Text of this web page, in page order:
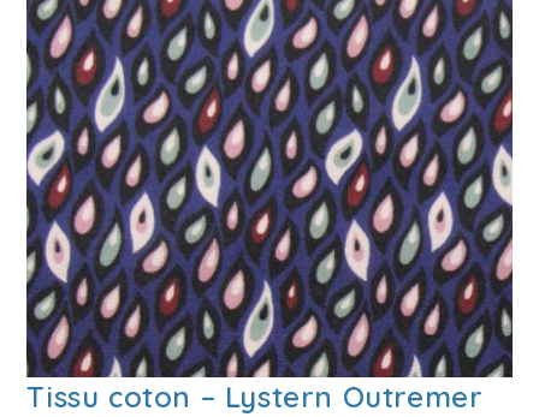
Tissu coton – Lystern Outremer